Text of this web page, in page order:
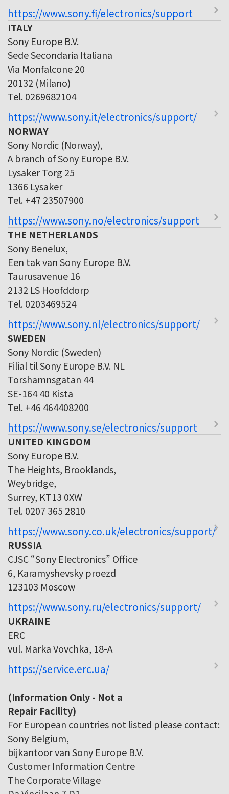
https://www.sony.fi/electronics/support
ITALY
Sony Europe B.V.
Sede Secondaria Italiana
Via Monfalcone 20
20132 (Milano)
Tel. 0269682104
https://www.sony.it/electronics/support/
NORWAY
Sony Nordic (Norway),
A branch of Sony Europe B.V.
Lysaker Torg 25
1366 Lysaker
Tel. +47 23507900
https://www.sony.no/electronics/support
THE NETHERLANDS
Sony Benelux,
Een tak van Sony Europe B.V.
Taurusavenue 16
2132 LS Hoofddorp
Tel. 0203469524
https://www.sony.nl/electronics/support/
SWEDEN
Sony Nordic (Sweden)
Filial til Sony Europe B.V. NL
Torshamnsgatan 44
SE-164 40 Kista
Tel. +46 464408200
https://www.sony.se/electronics/support
UNITED KINGDOM
Sony Europe B.V.
The Heights, Brooklands,
Weybridge,
Surrey, KT13 0XW
Tel. 0207 365 2810
https://www.sony.co.uk/electronics/support/
RUSSIA
CJSC “Sony Electronics” Office
6, Karamyshevsky proezd
123103 Moscow
https://www.sony.ru/electronics/support/
UKRAINE
ERC
vul. Marka Vovchka, 18-A
https://service.erc.ua/
(Information Only - Not a
Repair Facility)
For European countries not listed please contact:
Sony Belgium,
bijkantoor van Sony Europe B.V.
Customer Information Centre
The Corporate Village